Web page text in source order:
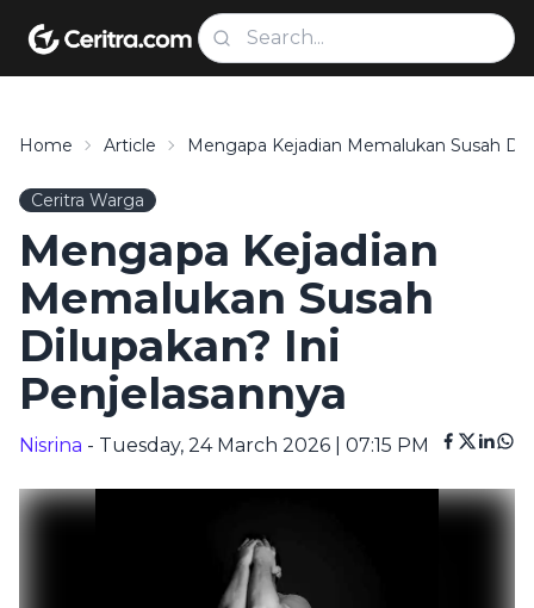
Home Article Mengapa Kejadian Memalukan Susah
Ceritra Warga
Mengapa Kejadian
Memalukan Susah
Dilupakan? Ini
Penjelasannya
Nisrina - Tuesday, 24 March 2026 | 07:15 PM